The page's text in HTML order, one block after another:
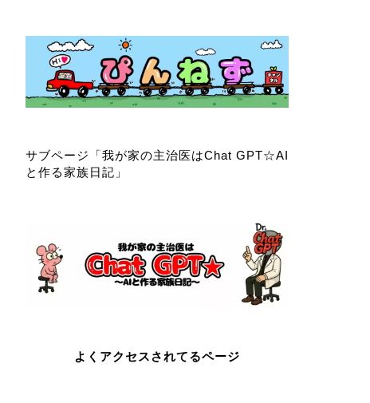
サブページ「我が家の主治医はChat GPT☆AI
と作る家族日記 」
よくアクセスされてるページ